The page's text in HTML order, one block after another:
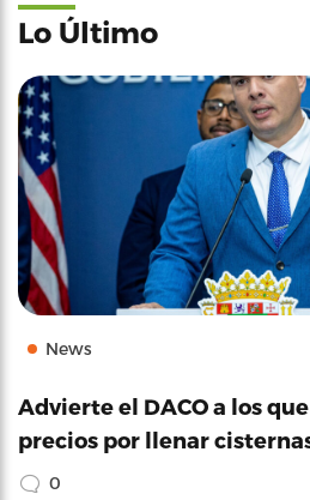
Lo Último
News
Advierte el DACO a los
precios por llenar
0